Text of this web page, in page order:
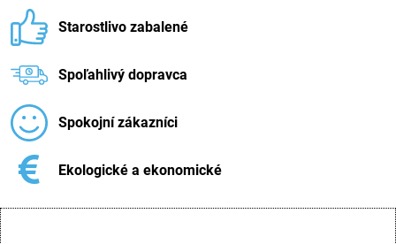
Starostlivo zabalené
Spoľahlivý dopravca
Spokojní zákazníci
Ekologické a ekonomické